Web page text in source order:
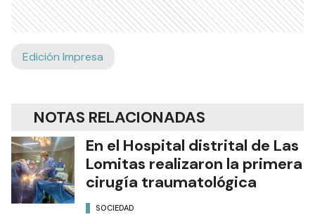
Edición Impresa
NOTAS RELACIONADAS
En el Hospital distrital de Las
Lomitas realizaron la primera
cirugía traumatológica
SOCIEDAD